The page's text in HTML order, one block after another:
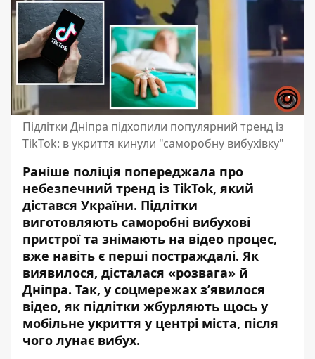
Підлітки Дніпра підхопили популярний тренд із
TikTok: в укриття кинули "саморобну вибухівку"
Раніше поліція попереджала про
небезпечний тренд із TikTok, який
дістався України. Підлітки
виготовляють саморобні вибухові
пристрої та знімають на відео процес,
вже навіть є перші постраждалі. Як
виявилося, дісталася «розвага» й
Дніпра. Так, у соцмережах з’явилося
відео, як підлітки жбурляють щось у
мобільне укриття у центрі міста, після
чого лунає вибух.